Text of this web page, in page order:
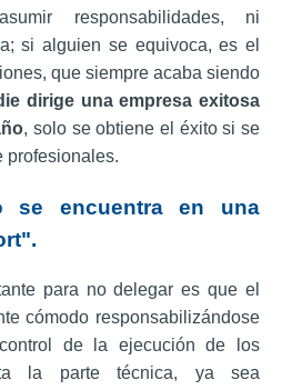
responsabilidades, ni
si alguien se equivoca, es el
que siempre acaba siendo
dirige una empresa exitosa
, solo se obtiene el éxito si se
profesionales.
se encuentra en una
para no delegar es que el
cómodo responsabilizándose
de la ejecución de los
la parte técnica, ya sea